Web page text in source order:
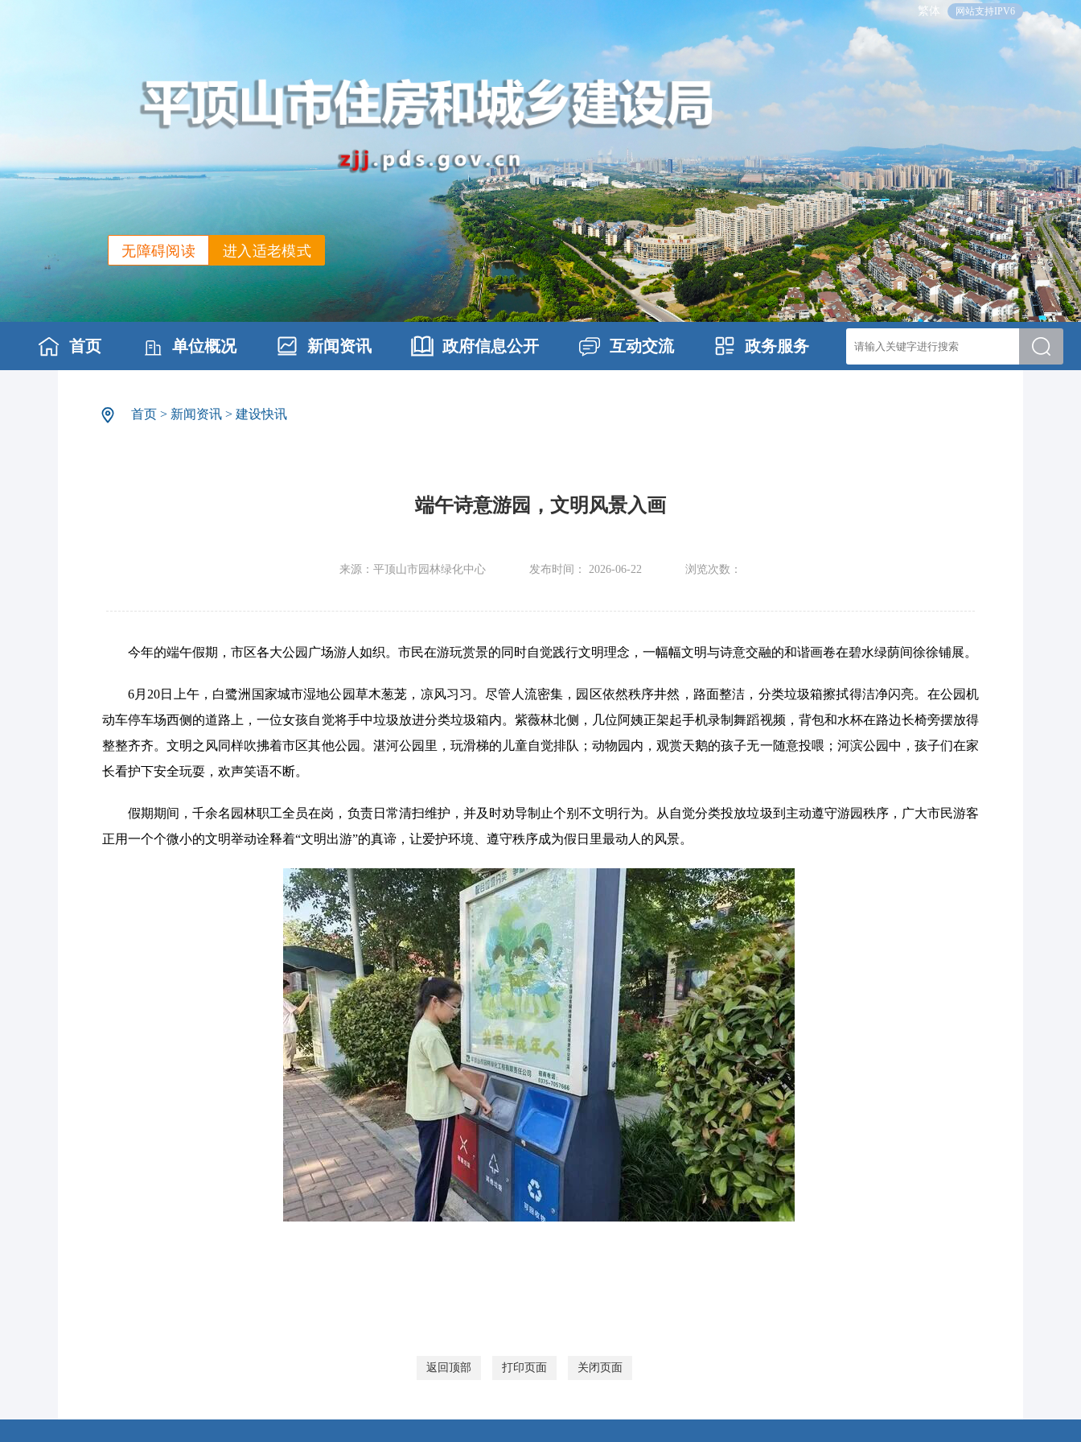
繁体 网站支持IPV6
进入适老模式
无障碍阅读
首页 单位概况 新闻资讯 政府信息公开 互动交流 政务服务
首页 > 新闻资讯 > 建设快讯
端午诗意游园，文明风景入画
来源：平顶山市园林绿化中心 发布时间： 2026-06-22 浏览次数：
今年的端午假期，市区各大公园广场游人如织。市民在游玩赏景的同时自觉践行文明理念，一幅幅文明与诗意交融的和谐画卷在碧水绿荫间徐徐铺展。
6月20日上午，白鹭洲国家城市湿地公园草木葱茏，凉风习习。尽管人流密集，园区依然秩序井然，路面整洁，分类垃圾箱擦拭得洁净闪亮。在公园机
动车停车场西侧的道路上，一位女孩自觉将手中垃圾放进分类垃圾箱内。紫薇林北侧，几位阿姨正架起手机录制舞蹈视频，背包和水杯在路边长椅旁摆放得
整整齐齐。文明之风同样吹拂着市区其他公园。湛河公园里，玩滑梯的儿童自觉排队；动物园内，观赏天鹅的孩子无一随意投喂；河滨公园中，孩子们在家
长看护下安全玩耍，欢声笑语不断。
假期期间，千余名园林职工全员在岗，负责日常清扫维护，并及时劝导制止个别不文明行为。从自觉分类投放垃圾到主动遵守游园秩序，广大市民游客
正用一个个微小的文明举动诠释着“文明出游”的真谛，让爱护环境、遵守秩序成为假日里最动人的风景。
返回顶部 打印页面 关闭页面